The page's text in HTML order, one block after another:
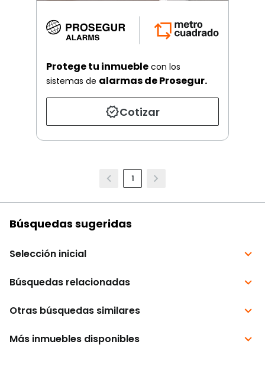
Protege tu inmueble con los
sistemas de alarmas de Prosegur.
Cotizar
1